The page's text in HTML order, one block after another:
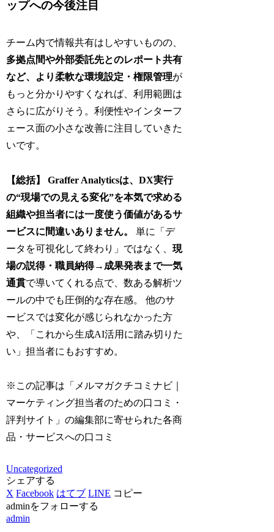
ップへの今後注目
チーム内で情報共有はしやすいものの、
多拠点間や外部委託先とのレポート共有
など、より柔軟な環境設定・権限管理が
もっと分かりやすくなれば、利用範囲は
さらに広がりそう。利便性やインターフ
ェース面の小さな改善に注目していきた
いです。
【総括】
Graffer Analyticsは、DX実行
の“現場での見える変化”を本気で求める
組織や担当者には一度使う価値があるサ
ービスに間違いありません。
単に「デ
ータを可視化して終わり」ではなく、現
場の説得・職員納得→成果発表まで一気
通貫で導いてくれる点で、数ある解析ツ
ールの中でも圧倒的な存在感。 他のサ
ービスでは変化が感じられなかった方
や、「これから生成AI活用に踏み切りた
い」担当者にもおすすめ。
※この記事は「メルマガクチコミナビ｜
マーケティング担当者のための口コミ・
評判サイト」の編集部に寄せられた各商
品・サービスへの口コミ
Uncategorized
シェアする
X Facebook はてブ LINE コピー
adminをフォローする
admin